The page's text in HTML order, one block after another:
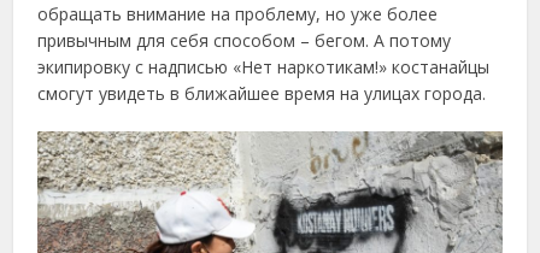
обращать внимание на проблему, но уже более
привычным для себя способом – бегом. А потому
экипировку с надписью «Нет наркотикам!» костанайцы
смогут увидеть в ближайшее время на улицах города.